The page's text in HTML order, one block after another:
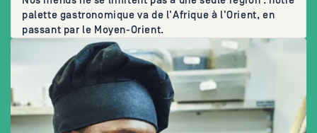
palette gastronomique va de l'Afrique à l'Orient, en
passant par le Moyen-Orient.